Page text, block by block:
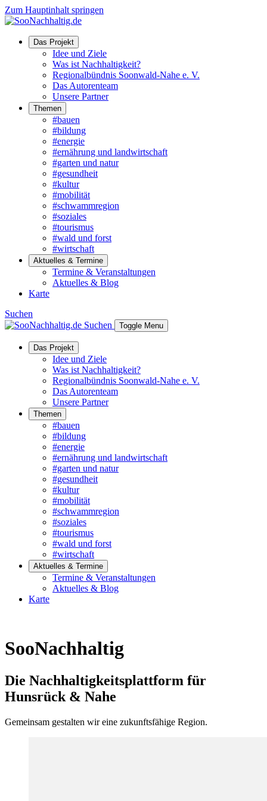
Zum Hauptinhalt springen
Das Projekt
Idee und Ziele
Was ist Nachhaltigkeit?
Regionalbündnis Soonwald-Nahe e. V.
Das Autorenteam
Unsere Partner
Themen
#bauen
#bildung
#energie
#ernährung und landwirtschaft
#garten und natur
#gesundheit
#kultur
#mobilität
#schwammregion
#soziales
#tourismus
#wald und forst
#wirtschaft
Aktuelles & Termine
Termine & Veranstaltungen
Aktuelles & Blog
Karte
Suchen
Suchen
Toggle Menu
Das Projekt
Idee und Ziele
Was ist Nachhaltigkeit?
Regionalbündnis Soonwald-Nahe e. V.
Das Autorenteam
Unsere Partner
Themen
#bauen
#bildung
#energie
#ernährung und landwirtschaft
#garten und natur
#gesundheit
#kultur
#mobilität
#schwammregion
#soziales
#tourismus
#wald und forst
#wirtschaft
Aktuelles & Termine
Termine & Veranstaltungen
Aktuelles & Blog
Karte
SooNachhaltig
Die Nachhaltigkeitsplattform für
Hunsrück & Nahe
Gemeinsam gestalten wir eine zukunftsfähige Region.